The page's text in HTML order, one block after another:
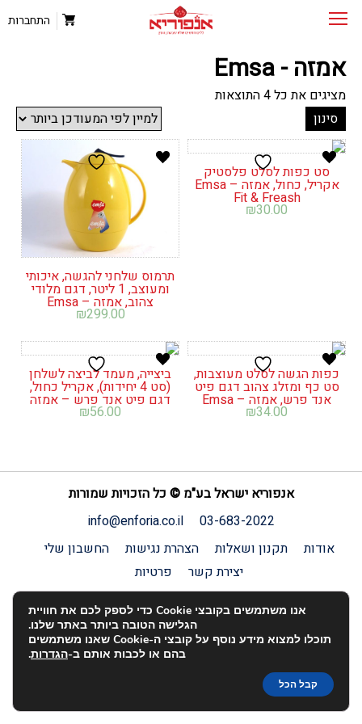
התחברות
אמזה - Emsa
מציגים את כל ⁦4⁩ התוצאות ממוין
ביותר
סינון
סט כפות לסלט פלסטיק
אקריל, כחול, אמזה – Emsa
Fit & Freash
₪30.00
תרמוס שלחני להגשה, איכותי
ומעוצב, 1 ליטר, דגם מלודי
צהוב, אמזה – Emsa
₪299.00
כפות הגשה לסלט מעוצבות,
סט כף ומזלג צהוב דגם פיט
אנד פרש, אמזה – Emsa
₪34.00
ביצייה, מעמד לביצה לשלחן
(סט 4 יחידות), אקריל כחול,
דגם פיט אנד פרש – אמזה
₪56.00
אנפוריא ישראל בע"מ © כל הזכויות שמורות
03-683-2022
info@enforia.co.il
אודות
תקנון ושאלות הצהרת נגישות
החשבון שלי
יצירת קשר
פרטיות
האתר הוקם על-ידי: אנו משתמשים בקובצי Cookie כדי לספק לכם את חוויית
הגלישה הטובה ביותר באתר שלנו.
תוכלו למצוא מידע נוסף על קובצי ה-Cookie שאנו משתמשים
בהם או לכבות אותם ב-הגדרות.
קבל הכל